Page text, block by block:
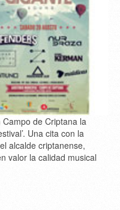
de Criptana la
Una cita con la
alcalde criptanense,
valor la calidad musical